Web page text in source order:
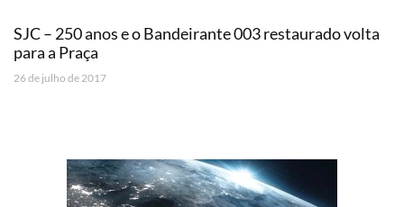
SJC – 250 anos e o Bandeirante 003 restaurado volta
para a Praça
26 de julho de 2017